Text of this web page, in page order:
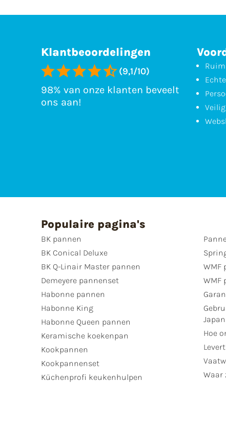
Klantbeoordelingen
(9,1/10)
98% van onze klanten beveelt
ons aan!
Populaire pagina's
BK pannen
BK Conical Deluxe
BK Q-Linair Master pannen
Demeyere pannenset
Habonne pannen
Habonne King
Habonne Queen pannen
Keramische koekenpan
Kookpannen
Kookpannenset
Küchenprofi keukenhulpen
WMF
WMF
Hoe
Waar